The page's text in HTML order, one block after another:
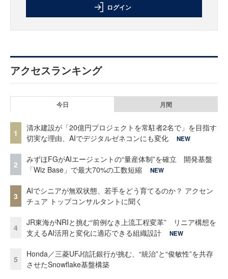
ログイン
アクセスランキング
今日 月間
1
清水建設が「20億円プロジェクトを常駐者2名で」を目指す
切実な理由、AIでデジタルゼネコンにも変化
NEW
2
みずほFGがAIエージェントの“量産体制”を確立 開発基盤
「Wiz Base」で最大70%の工数短縮
NEW
3
AIでシニアが無双状態、若手をどう育てるのか？ アクセン
チュア トップコンサルタントに聞く
4
JR東海がNRIと挑む“前例なき上流工程変革” リニア構想を
支えるAI活用と変化に適応できる組織設計
NEW
5
Honda／三菱UFJ信託銀行が挑む、“統治”と“俊敏性”を共存
させたSnowflake基盤構築